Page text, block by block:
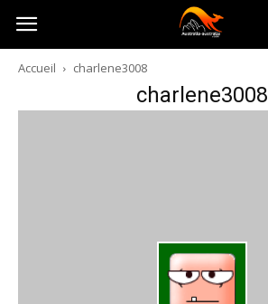
Australia-
australie.com
Accueil charlene3008
charlene3008